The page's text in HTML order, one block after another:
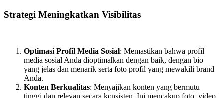
Strategi Meningkatkan Visibilitas
Optimasi Profil Media Sosial: Memastikan bahwa profil
media sosial Anda dioptimalkan dengan baik, dengan bio
yang jelas dan menarik serta foto profil yang mewakili brand
Anda.
Konten Berkualitas: Menyajikan konten yang bermutu
tinggi dan relevan secara konsisten. Ini mencakup foto, video,